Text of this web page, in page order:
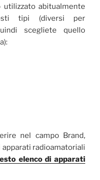
utilizzato abitualmente
tipi (diversi per
scegliete quello
nel campo Brand,
radioamatoriali
elenco di apparati